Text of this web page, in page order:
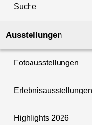
Suche
Ausstellungen
Fotoausstellungen
Erlebnisausstellungen
Highlights 2026